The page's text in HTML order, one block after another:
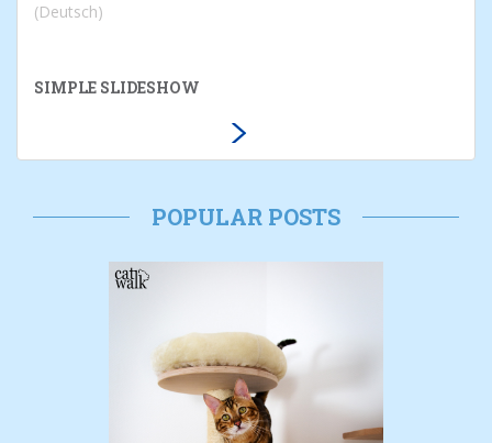
(Deutsch)
SIMPLE SLIDESHOW
POPULAR POSTS